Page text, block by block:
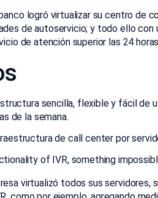
logró virtualizar su centro de
de autoservicio; y todo ello
de atención superior las 24
sencilla, flexible y fácil de
de la semana.
de call center por
of IVR, something
virtualizó todos sus